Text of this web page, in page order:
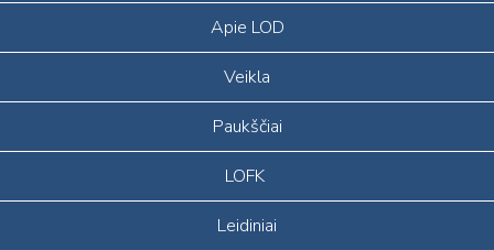
Apie LOD
Veikla
Paukščiai
LOFK
Leidiniai